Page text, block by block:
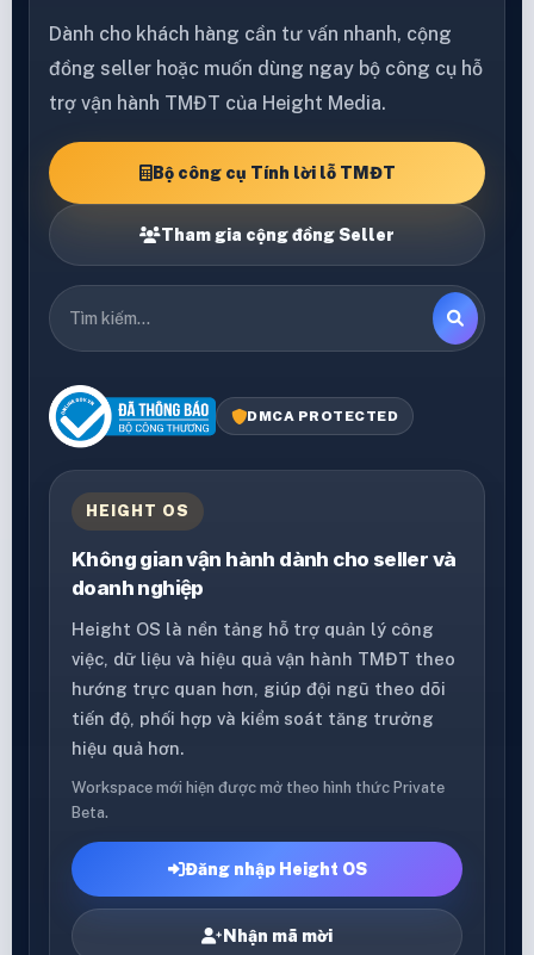
Dành cho khách hàng cần tư vấn nhanh, cộng
đồng seller hoặc muốn dùng ngay bộ công cụ hỗ
trợ vận hành TMĐT của Height Media.
Bộ công cụ Tính lời lỗ TMĐT
Tham gia cộng đồng Seller
DMCA PROTECTED
HEIGHT OS
Không gian vận hành dành cho seller và
doanh nghiệp
Height OS là nền tảng hỗ trợ quản lý công
việc, dữ liệu và hiệu quả vận hành TMĐT theo
hướng trực quan hơn, giúp đội ngũ theo dõi
tiến độ, phối hợp và kiểm soát tăng trưởng
hiệu quả hơn.
Workspace mới hiện được mở theo hình thức Private
Beta.
Đăng nhập Height OS
Nhận mã mời